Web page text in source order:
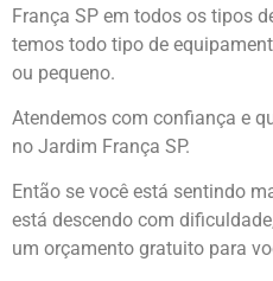
França SP em todos os tipos
temos todo tipo de
ou pequeno.
Atendemos com confiança e
no Jardim França SP.
Então se você está sentindo
está descendo com
um orçamento gratuito para